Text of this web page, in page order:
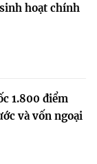
hoạt chính
1.800 điểm
và vốn ngoại